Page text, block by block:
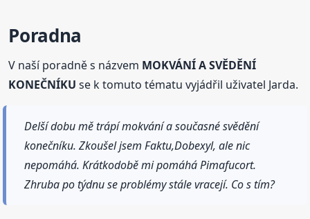
Poradna
V naší poradně s názvem MOKVÁNÍ A SVĚDĚNÍ
KONEČNÍKU se k tomuto tématu vyjádřil uživatel Jarda.
Delší dobu mě trápí mokvání a současné svědění
konečníku. Zkoušel jsem Faktu,Dobexyl, ale nic
nepomáhá. Krátkodobě mi pomáhá Pimafucort.
Zhruba po týdnu se problémy stále vracejí. Co s tím?